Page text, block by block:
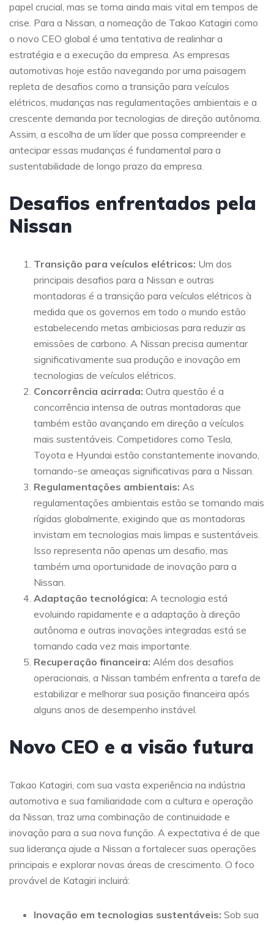
papel crucial, mas se torna ainda mais vital em tempos de
crise. Para a Nissan, a nomeação de Takao Katagiri como
o novo CEO global é uma tentativa de realinhar a
estratégia e a execução da empresa. As empresas
automotivas hoje estão navegando por uma paisagem
repleta de desafios como a transição para veículos
elétricos, mudanças nas regulamentações ambientais e a
crescente demanda por tecnologias de direção autônoma.
Assim, a escolha de um líder que possa compreender e
antecipar essas mudanças é fundamental para a
sustentabilidade de longo prazo da empresa.
Desafios enfrentados pela
Nissan
Transição para veículos elétricos: Um dos
principais desafios para a Nissan e outras
montadoras é a transição para veículos elétricos à
medida que os governos em todo o mundo estão
estabelecendo metas ambiciosas para reduzir as
emissões de carbono. A Nissan precisa aumentar
significativamente sua produção e inovação em
tecnologias de veículos elétricos.
Concorrência acirrada: Outra questão é a
concorrência intensa de outras montadoras que
também estão avançando em direção a veículos
mais sustentáveis. Competidores como Tesla,
Toyota e Hyundai estão constantemente inovando,
tornando-se ameaças significativas para a Nissan.
Regulamentações ambientais: As
regulamentações ambientais estão se tornando mais
rígidas globalmente, exigindo que as montadoras
invistam em tecnologias mais limpas e sustentáveis.
Isso representa não apenas um desafio, mas
também uma oportunidade de inovação para a
Nissan.
Adaptação tecnológica: A tecnologia está
evoluindo rapidamente e a adaptação à direção
autônoma e outras inovações integradas está se
tornando cada vez mais importante.
Recuperação financeira: Além dos desafios
operacionais, a Nissan também enfrenta a tarefa de
estabilizar e melhorar sua posição financeira após
alguns anos de desempenho instável.
Novo CEO e a visão futura
Takao Katagiri, com sua vasta experiência na indústria
automotiva e sua familiaridade com a cultura e operação
da Nissan, traz uma combinação de continuidade e
inovação para a sua nova função. A expectativa é de que
sua liderança ajude a Nissan a fortalecer suas operações
principais e explorar novas áreas de crescimento. O foco
provável de Katagiri incluirá:
Inovação em tecnologias sustentáveis: Sob sua